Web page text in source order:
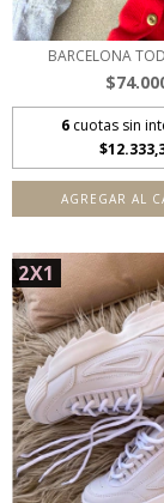
BARCELONA
6 cuotas sin
AGREGAR AL
2X1